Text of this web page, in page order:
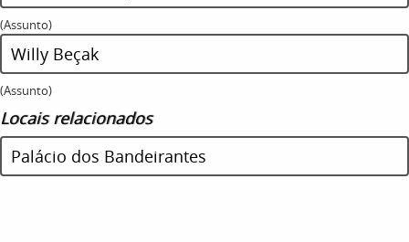
(Assunto)
Willy Beçak
(Assunto)
Locais relacionados
Palácio dos Bandeirantes